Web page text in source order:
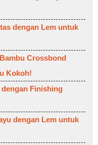
dengan Lem untuk
Crossbond
Kokoh!
Finishing
dengan Lem untuk